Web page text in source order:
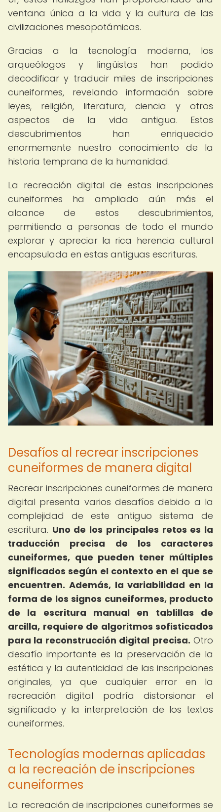
ventana única a la vida y la cultura de las
civilizaciones mesopotámicas.
Gracias a la tecnología moderna, los
arqueólogos y lingüistas han podido
decodificar y traducir miles de inscripciones
cuneiformes, revelando información sobre
leyes, religión, literatura, ciencia y otros
aspectos de la vida antigua. Estos
descubrimientos han enriquecido
enormemente nuestro conocimiento de la
historia temprana de la humanidad.
La recreación digital de estas inscripciones
cuneiformes ha ampliado aún más el
alcance de estos descubrimientos,
permitiendo a personas de todo el mundo
explorar y apreciar la rica herencia cultural
encapsulada en estas antiguas escrituras.
Desafíos al recrear inscripciones
cuneiformes de manera digital
Recrear inscripciones cuneiformes de manera
digital presenta varios desafíos debido a la
complejidad de este antiguo sistema de
escritura. Uno de los principales retos es la
traducción precisa de los caracteres
cuneiformes, que pueden tener múltiples
significados según el contexto en el que se
encuentren. Además, la variabilidad en la
forma de los signos cuneiformes, producto
de la escritura manual en tablillas de
arcilla, requiere de algoritmos sofisticados
para la reconstrucción digital precisa. Otro
desafío importante es la preservación de la
estética y la autenticidad de las inscripciones
originales, ya que cualquier error en la
recreación digital podría distorsionar el
significado y la interpretación de los textos
cuneiformes.
Tecnologías modernas aplicadas
a la recreación de inscripciones
cuneiformes
La recreación de inscripciones cuneiformes se